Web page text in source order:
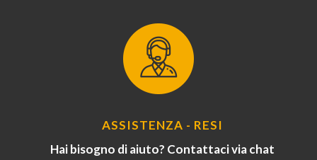
ASSISTENZA - RESI
Hai bisogno di aiuto? Contattaci via chat